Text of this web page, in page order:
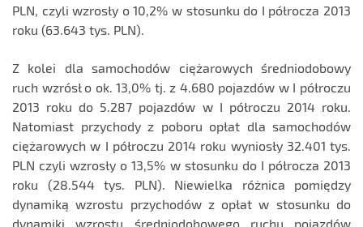
PLN, czyli wzrosły o 10,2% w stosunku do I półrocza 2013
roku (63.643 tys. PLN).
Z kolei dla samochodów ciężarowych średniodobowy
ruch wzrósł o ok. 13,0% tj. z 4.680 pojazdów w I półroczu
2013 roku do 5.287 pojazdów w I półroczu 2014 roku.
Natomiast przychody z poboru opłat dla samochodów
ciężarowych w I półroczu 2014 roku wyniosły 32.401 tys.
PLN czyli wzrosły o 13,5% w stosunku do I półrocza 2013
roku (28.544 tys. PLN). Niewielka różnica pomiędzy
dynamiką wzrostu przychodów z opłat w stosunku do
dynamiki wzrostu średniodobowego ruchu pojazdów